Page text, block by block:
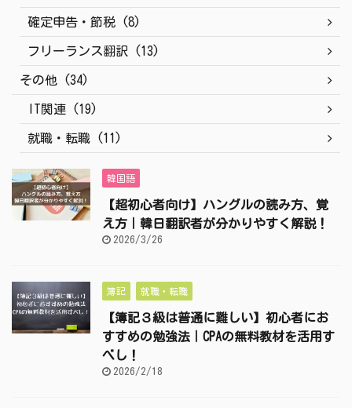
確定申告・節税 (8)
フリーランス翻訳 (13)
その他 (34)
IT関連 (19)
就職・転職 (11)
韓国語
【超初心者向け】ハングルの読み方、覚
え方｜韓日翻訳者が分かりやすく解説！
2026/3/26
簿記 就職・転職
【簿記３級は普通に難しい】初心者にお
すすめの勉強法｜CPAの無料教材を活用す
べし！
2026/2/18